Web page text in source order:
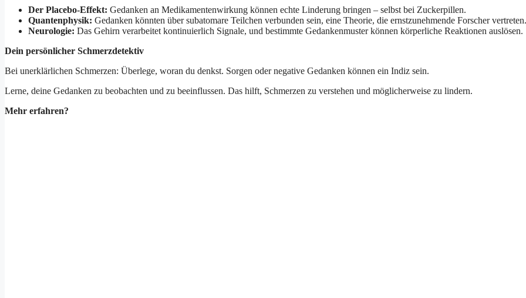
Der Placebo-Effekt: Gedanken an Medikamentenwirkung können echte Linderung bringen – selbst bei Zuckerpillen.
Quantenphysik: Gedanken könnten über subatomare Teilchen verbunden sein, eine Theorie, die ernstzunehmende Forscher vertreten.
Neurologie: Das Gehirn verarbeitet kontinuierlich Signale, und bestimmte Gedankenmuster können körperliche Reaktionen auslösen.
Dein persönlicher Schmerzdetektiv
Bei unerklärlichen Schmerzen: Überlege, woran du denkst. Sorgen oder negative Gedanken können ein Indiz sein.
Lerne, deine Gedanken zu beobachten und zu beeinflussen. Das hilft, Schmerzen zu verstehen und möglicherweise zu lindern.
Mehr erfahren?